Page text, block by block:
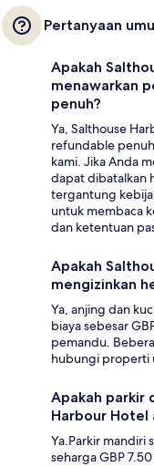
Pertanyaan
Apakah
menawarkan
penuh?
Ya, Salthouse
refundable
kami. Jika Anda
dapat dibatalkan
tergantung
untuk membaca
dan ketentuan
Apakah
mengizinkan
Ya, anjing dan
biaya sebesar
pemandu.
hubungi properti
Apakah parkir
Harbour Hotel
Ya.Parkir mandiri
seharga GBP